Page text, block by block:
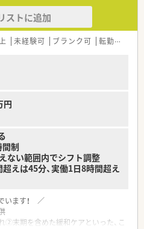
ストに追加
未経験可 ブランク可 転勤なし
円
制
ない範囲内でシフト調整
えは45分、実働1日8時間超え
います！ ／
末期を含めた緩和ケアといった、こ